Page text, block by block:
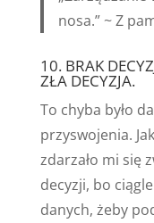
nosa.” ~ Z
10. BRAK
ZŁA DECYZJA.
To chyba było
przyswojenia.
zdarzało mi się
decyzji, bo
danych, żeby